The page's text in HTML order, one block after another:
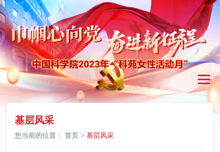
基层风采
您当前的位置： 首页 > 基层风采